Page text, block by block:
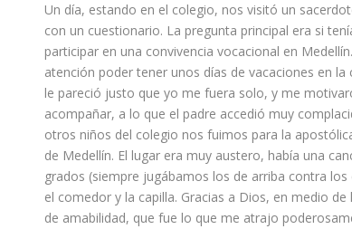
Un día, estando en el colegio, nos visitó un
con un cuestionario. La pregunta principal era si
participar en una convivencia vocacional en
atención poder tener unos días de vacaciones en
le pareció justo que yo me fuera solo, y me
acompañar, a lo que el padre accedió muy
otros niños del colegio nos fuimos para la
de Medellín. El lugar era muy austero, había una
grados (siempre jugábamos los de arriba contra
el comedor y la capilla. Gracias a Dios, en medio
de amabilidad, que fue lo que me atrajo